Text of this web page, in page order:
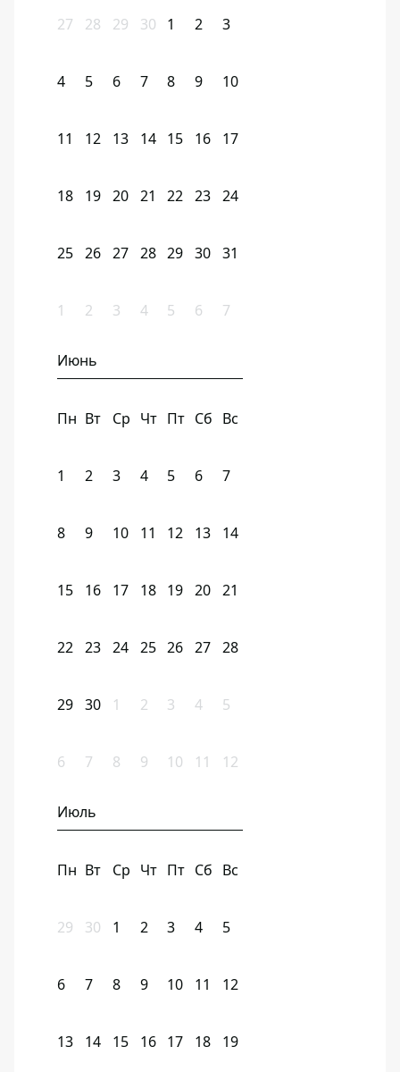
27 28 29 30 1 2 3
4 5 6 7 8 9 10
11 12 13 14 15 16 17
18 19 20 21 22 23 24
25 26 27 28 29 30 31
1 2 3 4 5 6 7
Июнь
Пн Вт Ср Чт Пт Сб Вс
1 2 3 4 5 6 7
8 9 10 11 12 13 14
15 16 17 18 19 20 21
22 23 24 25 26 27 28
29 30 1 2 3 4 5
6 7 8 9 10 11 12
Июль
Пн Вт Ср Чт Пт Сб Вс
29 30 1 2 3 4 5
6 7 8 9 10 11 12
13 14 15 16 17 18 19